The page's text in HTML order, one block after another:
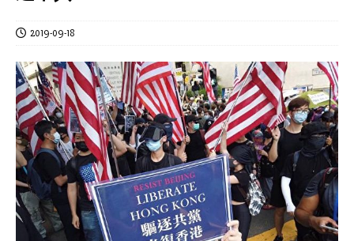
2019-09-18